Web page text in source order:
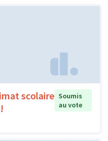
scolaire Soumis
au vote